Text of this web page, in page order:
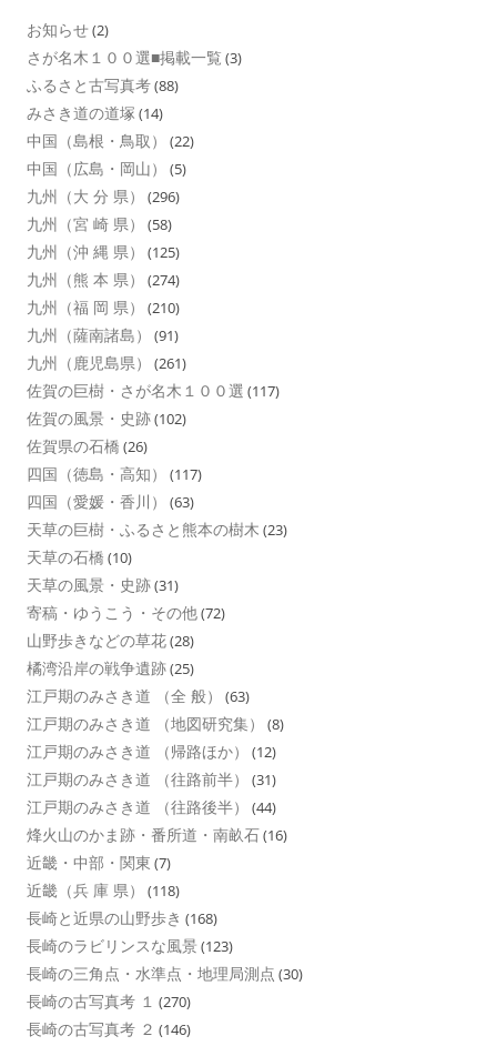
お知らせ(2)
さが名木１００選■掲載一覧 (3)
ふるさと古写真考(88)
みさき道の道塚 (14)
中国（島根・鳥取） (22)
中国（広島・岡山） (5)
九州（大 分 県） (296)
九州（宮 崎 県） (58)
九州（沖 縄 県） (125)
九州（熊 本 県） (274)
九州（福 岡 県） (210)
九州（薩南諸島） (91)
九州（鹿児島県） (261)
佐賀の巨樹・さが名木１００選 (117)
佐賀の風景・史跡(102)
佐賀県の石橋 (26)
四国（徳島・高知） (117)
四国（愛媛・香川） (63)
天草の巨樹・ふるさと熊本の樹木 (23)
天草の石橋 (10)
天草の風景・史跡(31)
寄稿・ゆうこう・その他(72)
山野歩きなどの草花(28)
橘湾沿岸の戦争遺跡(25)
江戸期のみさき道 （全 般） (63)
江戸期のみさき道 （地図研究集） (8)
江戸期のみさき道 （帰路ほか） (12)
江戸期のみさき道 （往路前半） (31)
江戸期のみさき道 （往路後半） (44)
烽火山のかま跡・番所道・南畝石(16)
近畿・中部・関東 (7)
近畿（兵 庫 県） (118)
長崎と近県の山野歩き (168)
長崎のラビリンスな風景 (123)
長崎の三角点・水準点・地理局測点 (30)
長崎の古写真考 １ (270)
長崎の古写真考 ２ (146)